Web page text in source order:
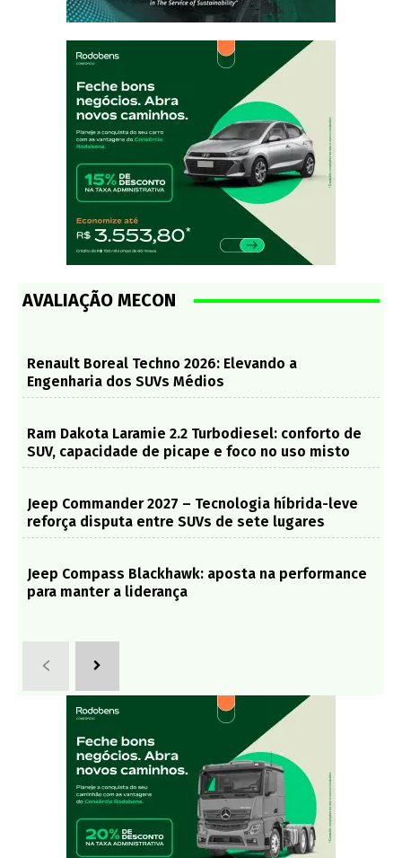
AVALIAÇÃO MECON
Renault Boreal Techno 2026: Elevando a
Engenharia dos SUVs Médios
Ram Dakota Laramie 2.2 Turbodiesel: conforto de
SUV, capacidade de picape e foco no uso misto
Jeep Commander 2027 – Tecnologia híbrida-leve
reforça disputa entre SUVs de sete lugares
Jeep Compass Blackhawk: aposta na performance
para manter a liderança